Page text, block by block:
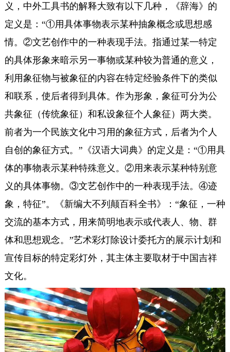
义，中外工具书的解释大致有以下几种，《辞海》的
定义是：“①用具体事物表示某种抽象概念或思想感
情。②文艺创作中的一种表现手法。指通过某一特定
的具体形象来暗示另一事物或某种较为普通的意义，
利用象征物与被象征的内容在特定经验条件下的类似
和联系，使后者得到具体。作为形象，象征可分为公
共象征（传统象征）和私设象征个人象征）两大类。
前者为一个民族文化中习用的象征方式，后者为个人
自创的象征方式。”《汉语大词典》的定义是：“①用具
体的事物表示某种特殊意义。②用来表示某种特别意
义的具体事物。③文艺创作中的一种表现手法。④迹
象，特征”。《新编大不列颠百科全书》：“象征，一种
交流的基本方式，用来简明地表示或代表人、物、群
体和思想观念。”艺术彩灯除设计委托方的展示计划和
宣传目标的特定彩灯外，其主体主要取材于中国吉祥
文化。